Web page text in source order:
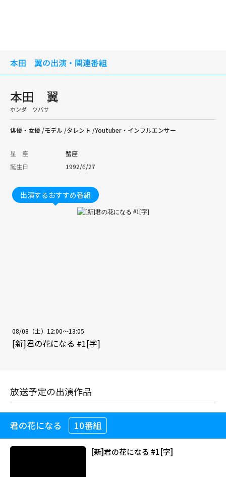
本田 翼の出演・関連番組
本田 翼
ホンダ ツバサ
俳優・女優 /モデル /タレント /Youtuber・インフルエンサー
星 座
蟹座
誕生日
1992/6/27
出演するおすすめ番組
08/08（土）12:00～13:05
[新]君の花になる #1[字]
放送予定の出演作品
君の花になる 10番組
[新]君の花になる #1[字]